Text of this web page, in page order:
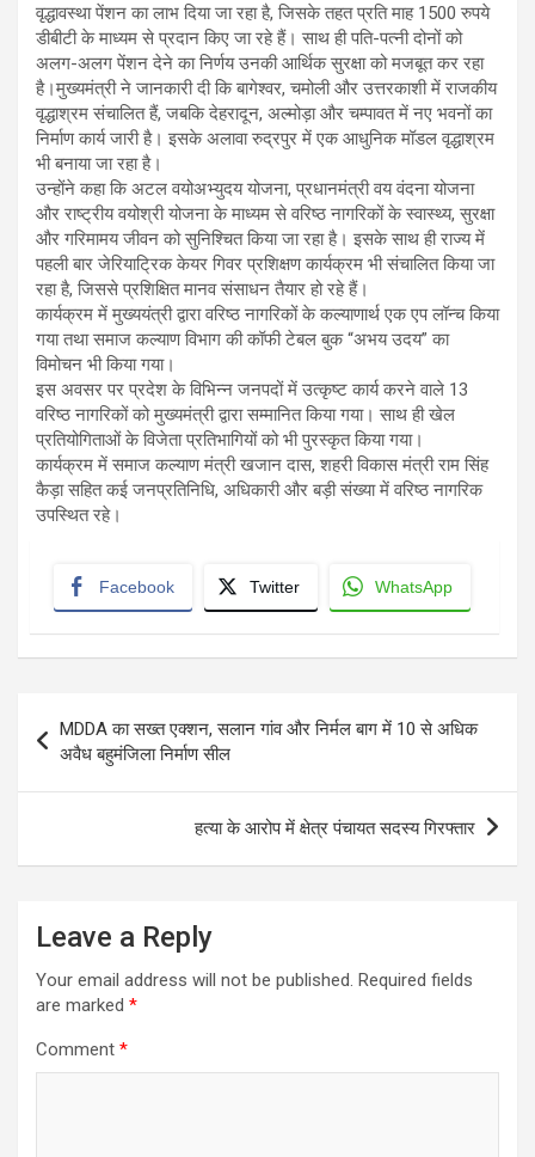
वृद्धावस्था पेंशन का लाभ दिया जा रहा है, जिसके तहत प्रति माह 1500 रुपये
डीबीटी के माध्यम से प्रदान किए जा रहे हैं। साथ ही पति-पत्नी दोनों को
अलग-अलग पेंशन देने का निर्णय उनकी आर्थिक सुरक्षा को मजबूत कर रहा
है।मुख्यमंत्री ने जानकारी दी कि बागेश्वर, चमोली और उत्तरकाशी में राजकीय
वृद्धाश्रम संचालित हैं, जबकि देहरादून, अल्मोड़ा और चम्पावत में नए भवनों का
निर्माण कार्य जारी है। इसके अलावा रुद्रपुर में एक आधुनिक मॉडल वृद्धाश्रम
भी बनाया जा रहा है।
उन्होंने कहा कि अटल वयोअभ्युदय योजना, प्रधानमंत्री वय वंदना योजना
और राष्ट्रीय वयोश्री योजना के माध्यम से वरिष्ठ नागरिकों के स्वास्थ्य, सुरक्षा
और गरिमामय जीवन को सुनिश्चित किया जा रहा है। इसके साथ ही राज्य में
पहली बार जेरियाट्रिक केयर गिवर प्रशिक्षण कार्यक्रम भी संचालित किया जा
रहा है, जिससे प्रशिक्षित मानव संसाधन तैयार हो रहे हैं।
कार्यक्रम में मुख्ययंत्री द्वारा वरिष्ठ नागरिकों के कल्याणार्थ एक एप लॉन्च किया
गया तथा समाज कल्याण विभाग की कॉफी टेबल बुक “अभय उदय” का
विमोचन भी किया गया।
इस अवसर पर प्रदेश के विभिन्न जनपदों में उत्कृष्ट कार्य करने वाले 13
वरिष्ठ नागरिकों को मुख्यमंत्री द्वारा सम्मानित किया गया। साथ ही खेल
प्रतियोगिताओं के विजेता प्रतिभागियों को भी पुरस्कृत किया गया।
कार्यक्रम में समाज कल्याण मंत्री खजान दास, शहरी विकास मंत्री राम सिंह
कैड़ा सहित कई जनप्रतिनिधि, अधिकारी और बड़ी संख्या में वरिष्ठ नागरिक
उपस्थित रहे।
Facebook Twitter WhatsApp
navigation
MDDA का सख्त एक्शन, सलान गांव और निर्मल बाग में 10 से अधिक
अवैध बहुमंजिला निर्माण सील
हत्या के आरोप में क्षेत्र पंचायत सदस्य गिरफ्तार
Leave a Reply
Your email address will not be published. Required fields
are marked *
Comment *